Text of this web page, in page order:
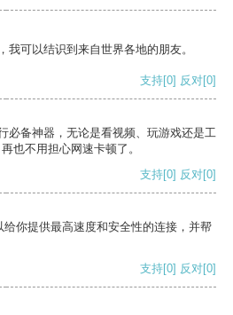
我可以结识到来自世界各地的朋友。
支持[0] 反对[0]
必备神器，无论是看视频、玩游戏还是工
也不用担心网速卡顿了。
支持[0] 反对[0]
你提供最高速度和安全性的连接，并帮
支持[0] 反对[0]